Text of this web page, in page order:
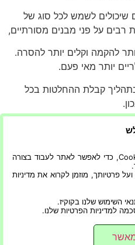
שיכולים לשמש לכל סוג של
רבים על פני מבנים מסורתיים,
להקמה וקלים יותר להסרה.
יותר מאי פעם.
קבלת ההחלטות בכל
שלכם. לדוגמה, אם
. אם אתם מארחים
אז שוכרים
האירועים. סוג המבנה
החלל שיש לך.
באתר זה אנו משתמשים בקבצי Cookies, כדי לאפשר לאתר לעבוד בצורה
פרטיותך, מוזמן לקרוא את מדיניות
השימוש שלנו בקוקיז.
למדיניות הפרטיות שלנו.